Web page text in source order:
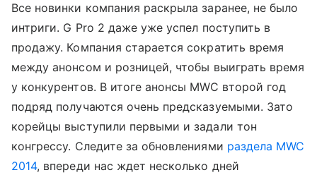
Все новинки компания раскрыла заранее, не было
интриги. G Pro 2 даже уже успел поступить в
продажу. Компания старается сократить время
между анонсом и розницей, чтобы выиграть время
у конкурентов. В итоге анонсы MWC второй год
подряд получаются очень предсказуемыми. Зато
корейцы выступили первыми и задали тон
конгрессу. Следите за обновлениями раздела MWC
2014, впереди нас ждет несколько дней